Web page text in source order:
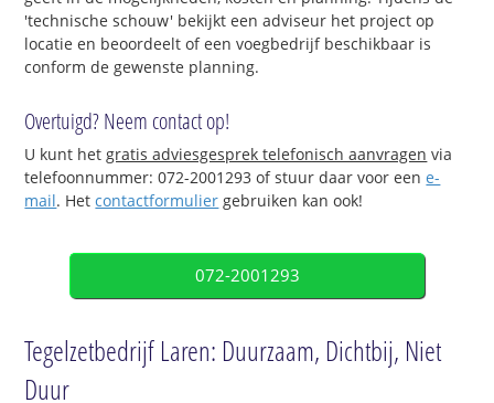
'technische schouw' bekijkt een adviseur het project op
locatie en beoordeelt of een voegbedrijf beschikbaar is
conform de gewenste planning.
Overtuigd? Neem contact op!
U kunt hetgratis adviesgesprek telefonisch aanvragen via
telefoonnummer: 072-2001293 of stuur daar voor eene-
mail. Hetcontactformulier gebruiken kan ook!
072-2001293
Tegelzetbedrijf Laren: Duurzaam, Dichtbij, Niet
Duur